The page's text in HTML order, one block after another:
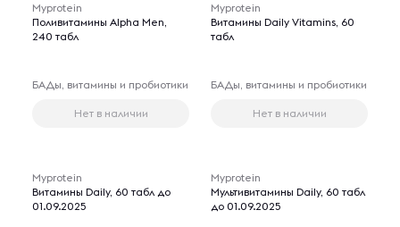
Myprotein
Поливитамины Alpha Men,
240 табл
БАДы, витамины и пробиотики
Нет в наличии
Myprotein
Витамины Daily Vitamins, 60
табл
БАДы, витамины и пробиотики
Нет в наличии
Myprotein
Витамины Daily, 60 табл до
01.09.2025
Myprotein
Мультивитамины Daily, 60 табл
до 01.09.2025